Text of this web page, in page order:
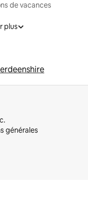
de vacances
plus
générales